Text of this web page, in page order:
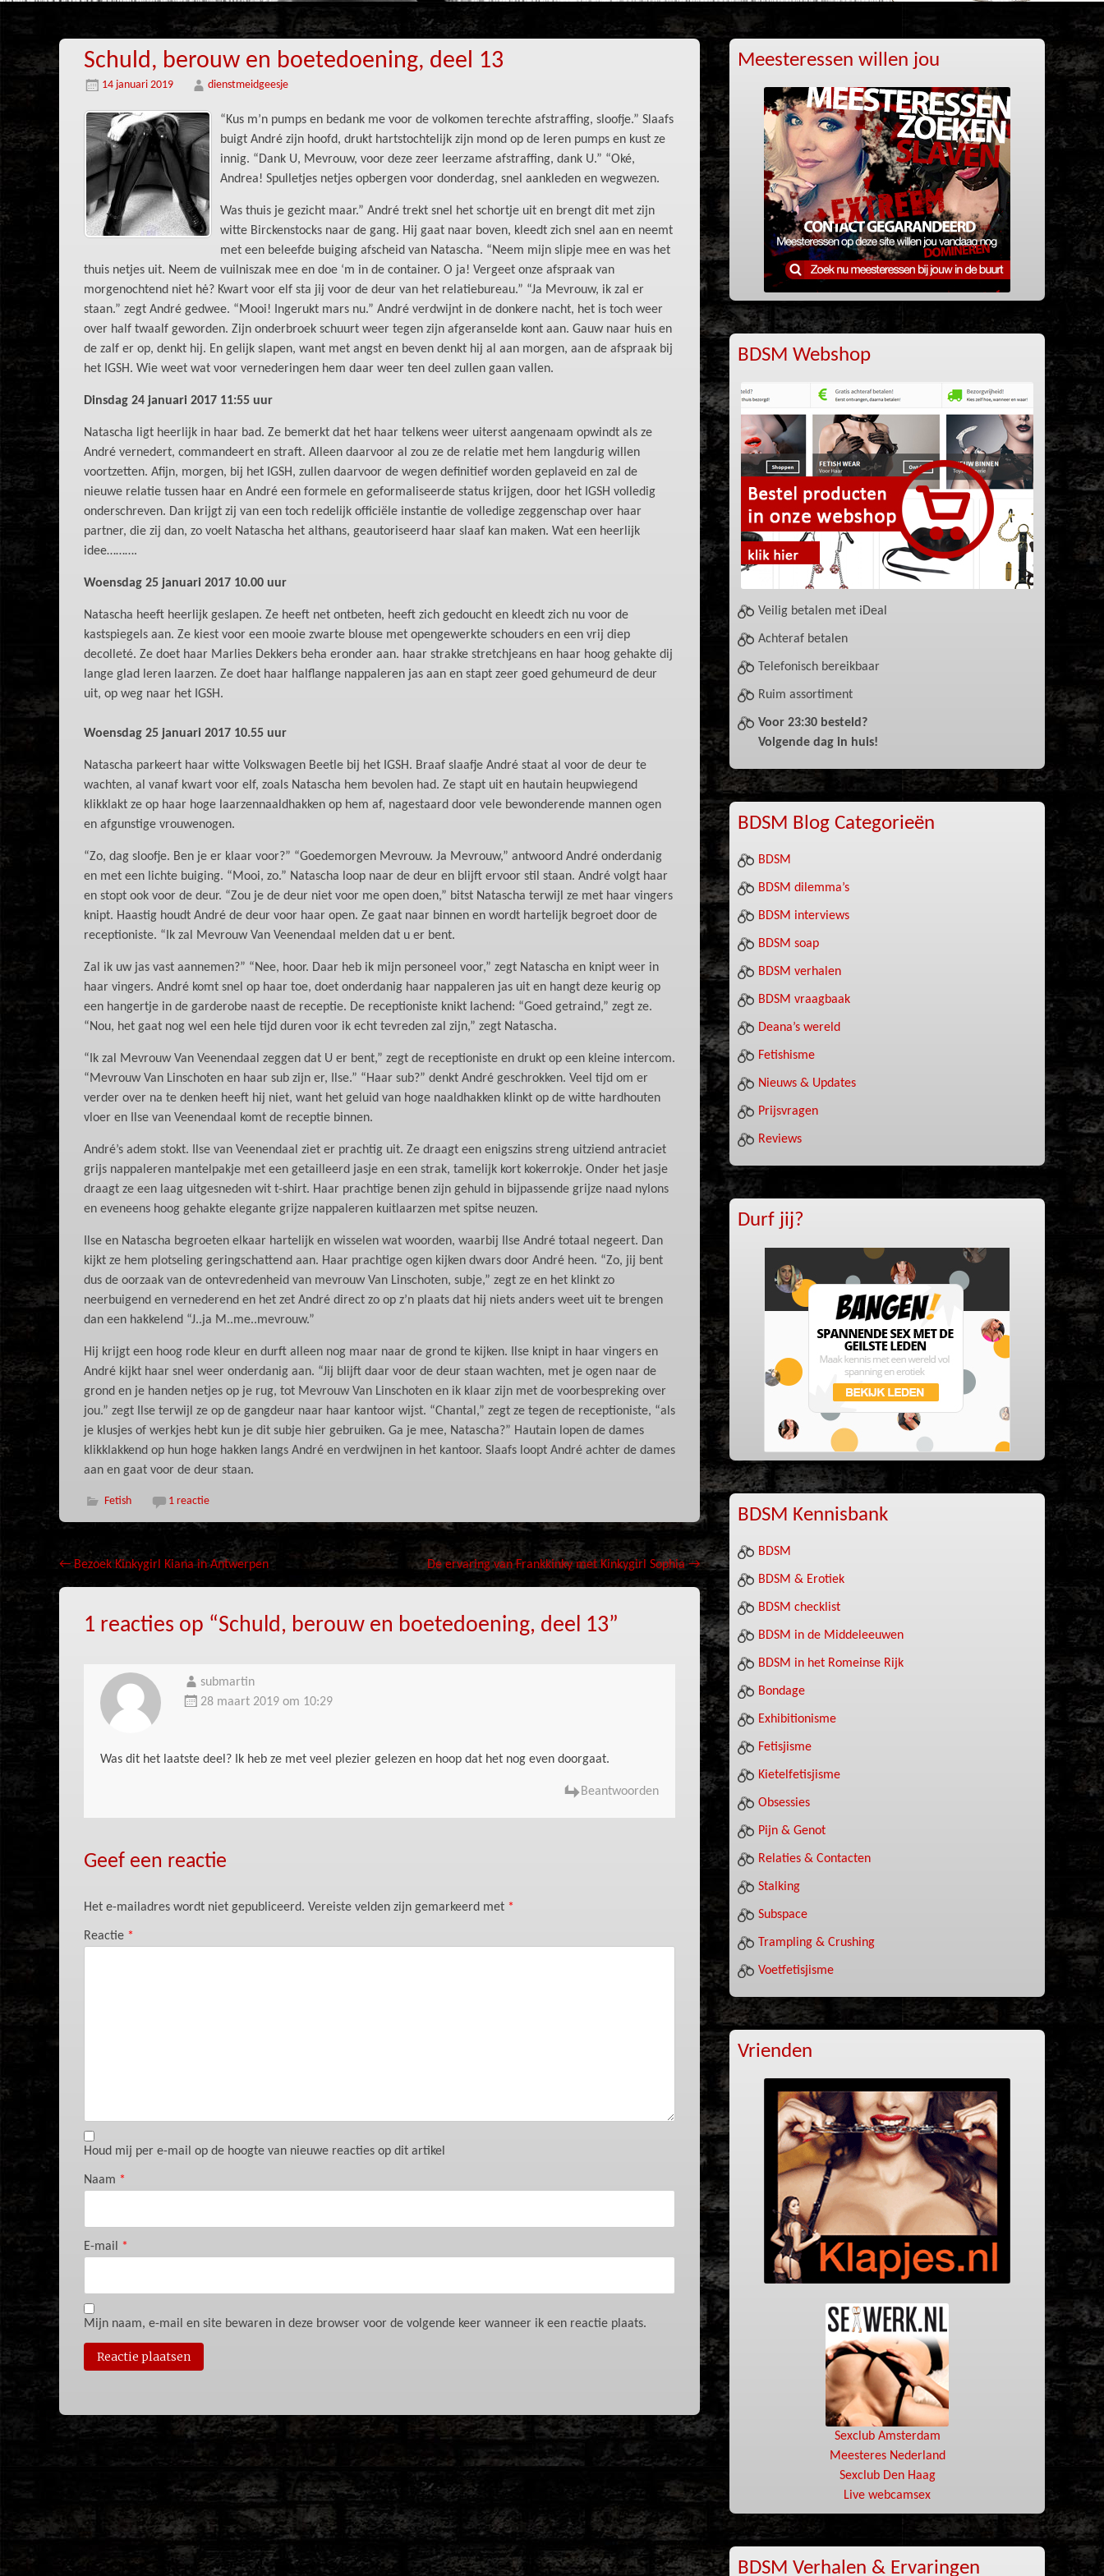
Schuld, berouw en boetedoening, deel 13
14 januari 2019 dienstmeidgeesje
“Kus m’n pumps en bedank me voor de volkomen terechte afstraffing, sloofje.” Slaafs
buigt André zijn hoofd, drukt hartstochtelijk zijn mond op de leren pumps en kust ze
innig. “Dank U, Mevrouw, voor deze zeer leerzame afstraffing, dank U.” “Oké,
Andrea! Spulletjes netjes opbergen voor donderdag, snel aankleden en wegwezen.
Was thuis je gezicht maar.” André trekt snel het schortje uit en brengt dit met zijn
witte Birckenstocks naar de gang. Hij gaat naar boven, kleedt zich snel aan en neemt
met een beleefde buiging afscheid van Natascha. “Neem mijn slipje mee en was het
thuis netjes uit. Neem de vuilniszak mee en doe ‘m in de container. O ja! Vergeet onze afspraak van
morgenochtend niet hė? Kwart voor elf sta jij voor de deur van het relatiebureau.” “Ja Mevrouw, ik zal er
staan.” zegt André gedwee. “Mooi! Ingerukt mars nu.” André verdwijnt in de donkere nacht, het is toch weer
over half twaalf geworden. Zijn onderbroek schuurt weer tegen zijn afgeranselde kont aan. Gauw naar huis en
de zalf er op, denkt hij. En gelijk slapen, want met angst en beven denkt hij al aan morgen, aan de afspraak bij
het IGSH. Wie weet wat voor vernederingen hem daar weer ten deel zullen gaan vallen.
Dinsdag 24 januari 2017 11:55 uur
Natascha ligt heerlijk in haar bad. Ze bemerkt dat het haar telkens weer uiterst aangenaam opwindt als ze
André vernedert, commandeert en straft. Alleen daarvoor al zou ze de relatie met hem langdurig willen
voortzetten. Afijn, morgen, bij het IGSH, zullen daarvoor de wegen definitief worden geplaveid en zal de
nieuwe relatie tussen haar en André een formele en geformaliseerde status krijgen, door het IGSH volledig
onderschreven. Dan krijgt zij van een toch redelijk officiële instantie de volledige zeggenschap over haar
partner, die zij dan, zo voelt Natascha het althans, geautoriseerd haar slaaf kan maken. Wat een heerlijk
idee……….
Woensdag 25 januari 2017 10.00 uur
Natascha heeft heerlijk geslapen. Ze heeft net ontbeten, heeft zich gedoucht en kleedt zich nu voor de
kastspiegels aan. Ze kiest voor een mooie zwarte blouse met opengewerkte schouders en een vrij diep
decolleté. Ze doet haar Marlies Dekkers beha eronder aan. haar strakke stretchjeans en haar hoog gehakte dij
lange glad leren laarzen. Ze doet haar halflange nappaleren jas aan en stapt zeer goed gehumeurd de deur
uit, op weg naar het IGSH.
Woensdag 25 januari 2017 10.55 uur
Natascha parkeert haar witte Volkswagen Beetle bij het IGSH. Braaf slaafje André staat al voor de deur te
wachten, al vanaf kwart voor elf, zoals Natascha hem bevolen had. Ze stapt uit en hautain heupwiegend
klikklakt ze op haar hoge laarzennaaldhakken op hem af, nagestaard door vele bewonderende mannen ogen
en afgunstige vrouwenogen.
“Zo, dag sloofje. Ben je er klaar voor?” “Goedemorgen Mevrouw. Ja Mevrouw,” antwoord André onderdanig
en met een lichte buiging. “Mooi, zo.” Natascha loop naar de deur en blijft ervoor stil staan. André volgt haar
en stopt ook voor de deur. “Zou je de deur niet voor me open doen,” bitst Natascha terwijl ze met haar vingers
knipt. Haastig houdt André de deur voor haar open. Ze gaat naar binnen en wordt hartelijk begroet door de
receptioniste. “Ik zal Mevrouw Van Veenendaal melden dat u er bent.
Zal ik uw jas vast aannemen?” “Nee, hoor. Daar heb ik mijn personeel voor,” zegt Natascha en knipt weer in
haar vingers. André komt snel op haar toe, doet onderdanig haar nappaleren jas uit en hangt deze keurig op
een hangertje in de garderobe naast de receptie. De receptioniste knikt lachend: “Goed getraind,” zegt ze.
“Nou, het gaat nog wel een hele tijd duren voor ik echt tevreden zal zijn,” zegt Natascha.
“Ik zal Mevrouw Van Veenendaal zeggen dat U er bent,” zegt de receptioniste en drukt op een kleine intercom.
“Mevrouw Van Linschoten en haar sub zijn er, Ilse.” “Haar sub?” denkt André geschrokken. Veel tijd om er
verder over na te denken heeft hij niet, want het geluid van hoge naaldhakken klinkt op de witte hardhouten
vloer en Ilse van Veenendaal komt de receptie binnen.
André’s adem stokt. Ilse van Veenendaal ziet er prachtig uit. Ze draagt een enigszins streng uitziend antraciet
grijs nappaleren mantelpakje met een getailleerd jasje en een strak, tamelijk kort kokerrokje. Onder het jasje
draagt ze een laag uitgesneden wit t-shirt. Haar prachtige benen zijn gehuld in bijpassende grijze naad nylons
en eveneens hoog gehakte elegante grijze nappaleren kuitlaarzen met spitse neuzen.
Ilse en Natascha begroeten elkaar hartelijk en wisselen wat woorden, waarbij Ilse André totaal negeert. Dan
kijkt ze hem plotseling geringschattend aan. Haar prachtige ogen kijken dwars door André heen. “Zo, jij bent
dus de oorzaak van de ontevredenheid van mevrouw Van Linschoten, subje,” zegt ze en het klinkt zo
neerbuigend en vernederend en het zet André direct zo op z’n plaats dat hij niets anders weet uit te brengen
dan een hakkelend “J..ja M..me..mevrouw.”
Hij krijgt een hoog rode kleur en durft alleen nog maar naar de grond te kijken. Ilse knipt in haar vingers en
André kijkt haar snel weer onderdanig aan. “Jij blijft daar voor de deur staan wachten, met je ogen naar de
grond en je handen netjes op je rug, tot Mevrouw Van Linschoten en ik klaar zijn met de voorbespreking over
jou.” zegt Ilse terwijl ze op de gangdeur naar haar kantoor wijst. “Chantal,” zegt ze tegen de receptioniste, “als
je klusjes of werkjes hebt kun je dit subje hier gebruiken. Ga je mee, Natascha?” Hautain lopen de dames
klikklakkend op hun hoge hakken langs André en verdwijnen in het kantoor. Slaafs loopt André achter de dames
aan en gaat voor de deur staan.
Fetish 1 reactie
Bericht
navigatie
←Bezoek Kinkygirl Kiana in Antwerpen De ervaring van Frankkinky met Kinkygirl Sophia→
1 reacties op “Schuld, berouw en boetedoening, deel 13”
submartin
28 maart 2019 om 10:29
Was dit het laatste deel? Ik heb ze met veel plezier gelezen en hoop dat het nog even doorgaat.
Beantwoorden
Geef een reactie
Het e-mailadres wordt niet gepubliceerd. Vereiste velden zijn gemarkeerd met *
Reactie *
Houd mij per e-mail op de hoogte van nieuwe reacties op dit artikel
Naam *
E-mail *
Mijn naam, e-mail en site bewaren in deze browser voor de volgende keer wanneer ik een reactie plaats.
Meesteressen willen jou
BDSM Webshop
Veilig betalen met iDeal
Achteraf betalen
Telefonisch bereikbaar
Ruim assortiment
Voor 23:30 besteld?
Volgende dag in huis!
BDSM Blog Categorieën
BDSM
BDSM dilemma’s
BDSM interviews
BDSM soap
BDSM verhalen
BDSM vraagbaak
Deana’s wereld
Fetishisme
Nieuws & Updates
Prijsvragen
Reviews
Durf jij?
BDSM Kennisbank
BDSM
BDSM & Erotiek
BDSM checklist
BDSM in de Middeleeuwen
BDSM in het Romeinse Rijk
Bondage
Exhibitionisme
Fetisjisme
Kietelfetisjisme
Obsessies
Pijn & Genot
Relaties & Contacten
Stalking
Subspace
Trampling & Crushing
Voetfetisjisme
Vrienden
Sexclub Amsterdam
Meesteres Nederland
Sexclub Den Haag
Live webcamsex
BDSM Verhalen & Ervaringen